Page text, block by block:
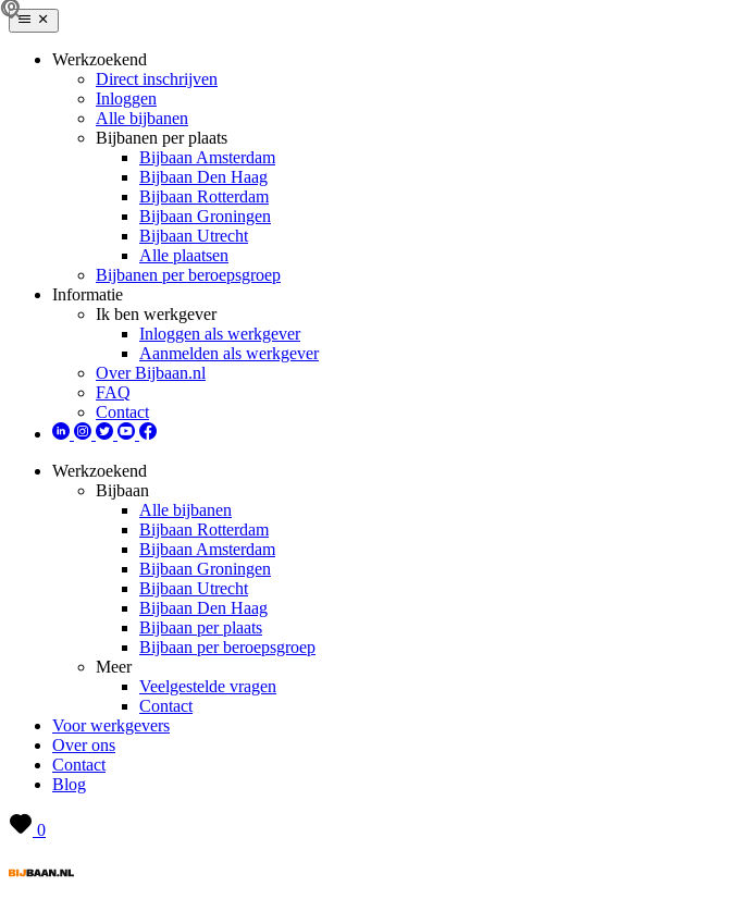
Werkzoekend
Direct inschrijven
Inloggen
Alle bijbanen
Bijbanen per plaats
Bijbaan Amsterdam
Bijbaan Den Haag
Bijbaan Rotterdam
Bijbaan Groningen
Bijbaan Utrecht
Alle plaatsen
Bijbanen per beroepsgroep
Informatie
Ik ben werkgever
Inloggen als werkgever
Aanmelden als werkgever
Over Bijbaan.nl
FAQ
Contact
Werkzoekend
Bijbaan
Alle bijbanen
Bijbaan Rotterdam
Bijbaan Amsterdam
Bijbaan Groningen
Bijbaan Utrecht
Bijbaan Den Haag
Bijbaan per plaats
Bijbaan per beroepsgroep
Meer
Veelgestelde vragen
Contact
Voor werkgevers
Over ons
Contact
Blog
0